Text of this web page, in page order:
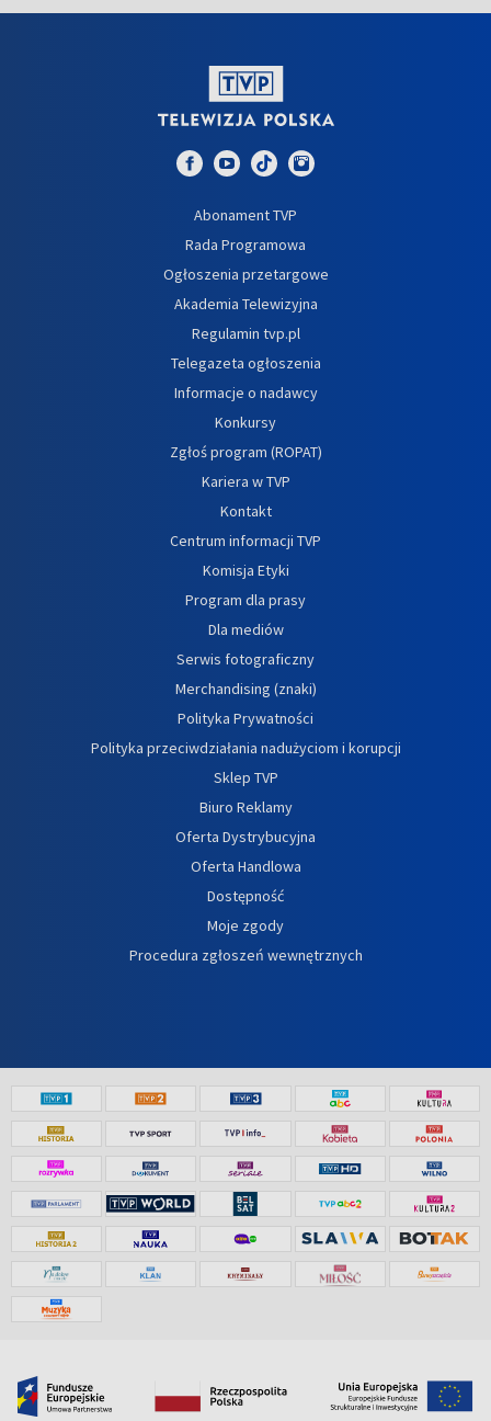
Abonament TVP
Rada Programowa
Ogłoszenia przetargowe
Akademia Telewizyjna
Regulamin tvp.pl
Telegazeta ogłoszenia
Informacje o nadawcy
Konkursy
Zgłoś program (ROPAT)
Kariera w TVP
Kontakt
Centrum informacji TVP
Komisja Etyki
Program dla prasy
Dla mediów
Serwis fotograficzny
Merchandising (znaki)
Polityka Prywatności
Polityka przeciwdziałania nadużyciom i korupcji
Sklep TVP
Biuro Reklamy
Oferta Dystrybucyjna
Oferta Handlowa
Dostępność
Moje zgody
Procedura zgłoszeń wewnętrznych